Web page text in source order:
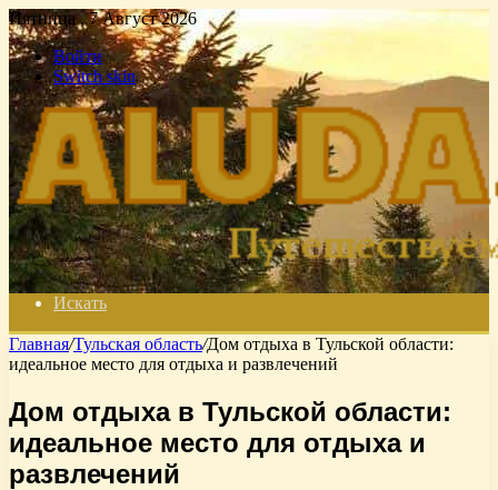
Пятница , 7 Август 2026
Войти
Switch skin
Искать
Главная/Тульская область/Дом отдыха в Тульской области:
идеальное место для отдыха и развлечений
Дом отдыха в Тульской области:
идеальное место для отдыха и
развлечений